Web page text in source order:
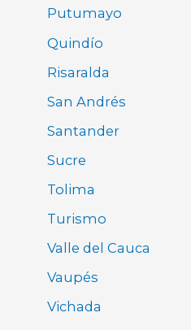
Putumayo
Quindío
Risaralda
San Andrés
Santander
Sucre
Tolima
Turismo
Valle del Cauca
Vaupés
Vichada